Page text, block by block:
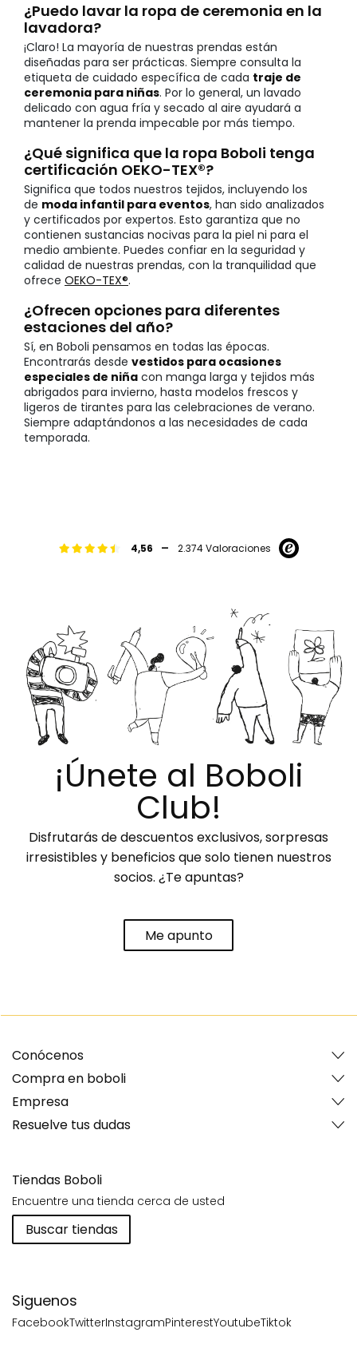
¿Puedo lavar la ropa de ceremonia en la
lavadora?
¡Claro! La mayoría de nuestras prendas están
diseñadas para ser prácticas. Siempre consulta la
etiqueta de cuidado específica de cada traje de
ceremonia para niñas. Por lo general, un lavado
delicado con agua fría y secado al aire ayudará a
mantener la prenda impecable por más tiempo.
¿Qué significa que la ropa Boboli tenga
certificación OEKO-TEX®?
Significa que todos nuestros tejidos, incluyendo los
de moda infantil para eventos, han sido analizados
y certificados por expertos. Esto garantiza que no
contienen sustancias nocivas para la piel ni para el
medio ambiente. Puedes confiar en la seguridad y
calidad de nuestras prendas, con la tranquilidad que
ofrece OEKO-TEX®.
¿Ofrecen opciones para diferentes
estaciones del año?
Sí, en Boboli pensamos en todas las épocas.
Encontrarás desde vestidos para ocasiones
especiales de niña con manga larga y tejidos más
abrigados para invierno, hasta modelos frescos y
ligeros de tirantes para las celebraciones de verano.
Siempre adaptándonos a las necesidades de cada
temporada.
4,56 - 2.374 Valoraciones
¡Únete al Boboli
Club!
Disfrutarás de descuentos exclusivos, sorpresas
irresistibles y beneficios que solo tienen nuestros
socios. ¿Te apuntas?
Me apunto
Siguenos
FacebookTwitterInstagramPinterestYoutubeTiktok
Conócenos
Compra en boboli
Empresa
Resuelve tus dudas
Tiendas Boboli
Encuentre una tienda cerca de usted
Buscar tiendas